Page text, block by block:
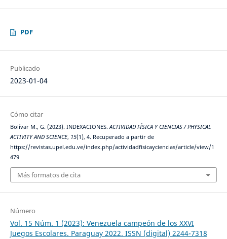
PDF
Publicado
2023-01-04
Cómo citar
Bolívar M., G. (2023). INDEXACIONES. ACTIVIDAD FÍSICA Y CIENCIAS / PHYSICAL
ACTIVITY AND SCIENCE, 15(1), 4. Recuperado a partir de
https://revistas.upel.edu.ve/index.php/actividadfisicayciencias/article/view/1
479
Más formatos de cita
Número
Vol. 15 Núm. 1 (2023): Venezuela campeón de los XXVI
Juegos Escolares. Paraguay 2022. ISSN (digital) 2244-7318